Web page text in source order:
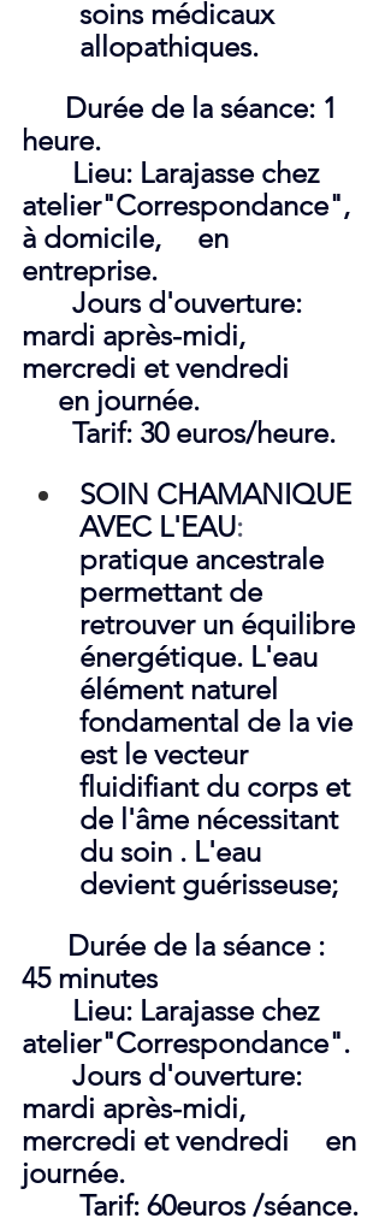
soins médicaux
allopathiques.
Durée de la séance: 1
heure.
atelier"Correspondance",
à domicile,     en
entreprise.
mardi après-midi,
mercredi et vendredi
     en journée.
       Tarif: 30 euros/heure.
SOIN CHAMANIQUE
AVEC L'EAU:
pratique ancestrale
permettant de
retrouver un équilibre
énergétique. L'eau
élément naturel
fondamental de la vie
est le vecteur
fluidifiant du corps et
de l'âme nécessitant
du soin . L'eau
devient guérisseuse;
Durée de la séance :
45 minutes
atelier"Correspondance".
mardi après-midi,
mercredi et vendredi     en
journée.
        Tarif: 60euros /séance.